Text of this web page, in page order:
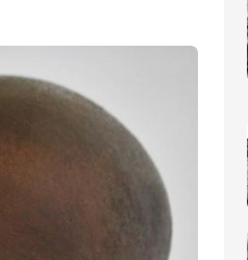
rang africain et la 31e place